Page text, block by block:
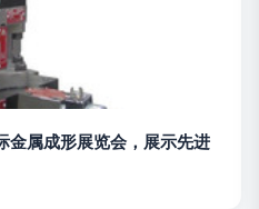
金属成形展览会，展示先进